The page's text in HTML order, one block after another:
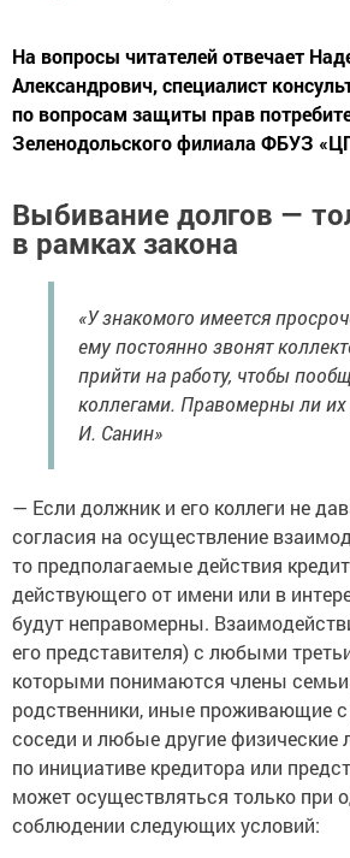
На вопросы читателей отвечает
Александрович, специалист
по вопросам защиты прав
Зеленодольского филиала ФБУЗ
Выбивание долгов —
в рамках закона
«У знакомого имеется
ему постоянно звонят
прийти на работу, чтобы
коллегами. Правомерны ли их
И. Санин»
— Если должник и его коллеги не
согласия на осуществление
то предполагаемые действия
действующего от имени или в
будут неправомерны.
его представителя) с любыми
которыми понимаются члены
родственники, иные проживающие
соседи и любые другие физические
по инициативе кредитора или
может осуществляться только при
соблюдении следующих условий: